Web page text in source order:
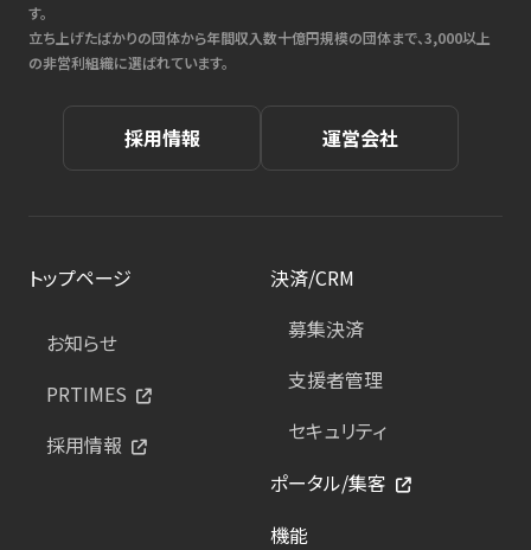
す。
立ち上げたばかりの団体から年間収入数十億円規模の団体まで、3,000以上
の非営利組織に選ばれています。
採用情報 運営会社
トップページ
お知らせ
PRTIMES
採用情報
決済/CRM
募集決済
支援者管理
セキュリティ
ポータル/集客
機能